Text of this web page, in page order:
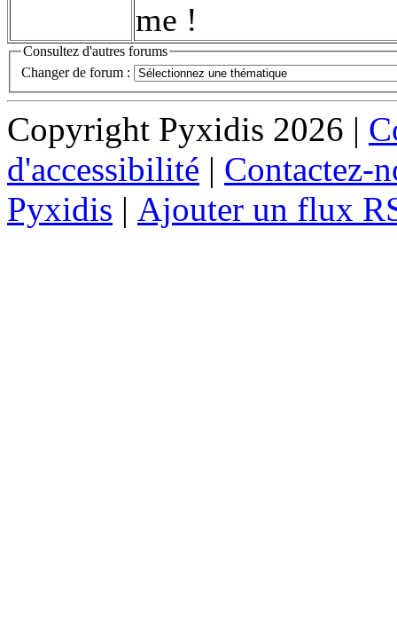
me !
Consultez d'autres forums
Changer de forum :
Copyright Pyxidis 2026 |
d'accessibilité | Contactez-
Pyxidis | Ajouter un flux